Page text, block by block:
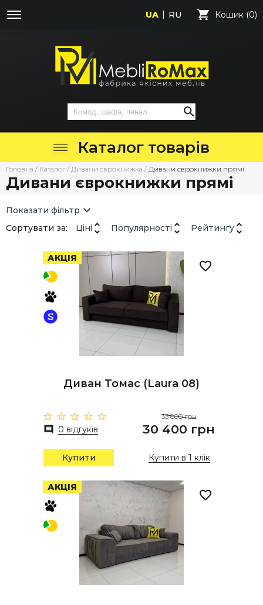
UA RU Кошик (0)
Каталог товарів
Головна / Каталог / Дивани єврокнижка / Дивани єврокнижки прямі
Дивани єврокнижки прямі
Показати фільтр
Сортувати за:
Ціні Популярності Рейтингу
АКЦІЯ
Диван Томас (Laura 08)
0 відгуків
33 800 грн
30 400 грн
Купити Купити в 1 клік
АКЦІЯ